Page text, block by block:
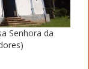
Senhora da